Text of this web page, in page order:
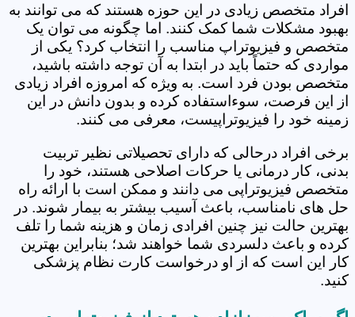
افراد متخصص زیادی در این حوزه هستند که می توانند به
بهبود مشکلات شما کمک کنند. اما چگونه می توان یک
متخصص و فیزیوتراپ مناسب را انتخاب کرد؟ یکی از
مواردی که حتماً باید در ابتدا به آن توجه داشته باشید،
متخصص بودن فرد است. به ویژه که امروزه افراد زیادی
از این فرصت، سوءاستفاده کرده و بدون دانش در این
زمینه خود را فیزیوتراپیست، معرفی می کنند.
برخی افراد درحالی که دارای تحصیلاتی نظیر تربیت
بدنی، کار درمانی یا حرکات اصلاحی هستند، خود را
متخصص فیزیوتراپی می دانند و ممکن است با ارائه راه
حل های نامناسب، باعث آسیب بیشتر به بیمار شوند. در
بهترین حالت نیز چنین افرادی زمان و هزینه شما را تلف
کرده و باعث دلسردی شما خواهند شد؛ بنابراین بهترین
کار این است که از او درخواست کارت نظام پزشکی
کنید.